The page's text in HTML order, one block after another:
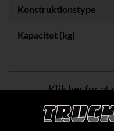
Konstruktionstype
Kapacitet (kg)
Klik her for at